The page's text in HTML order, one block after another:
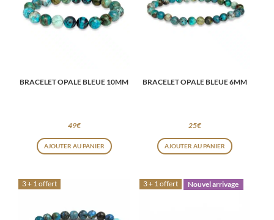
BRACELET OPALE BLEUE 10MM
49€
AJOUTER AU PANIER
BRACELET OPALE BLEUE 6MM
25€
AJOUTER AU PANIER
3 + 1 offert 3 + 1 offert Nouvel arrivage